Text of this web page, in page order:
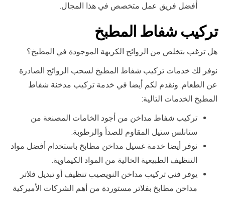
أفضل فريق عمل متخصص في هذا المجال.
تركيب شفاط المطبخ
هل ترغب بتخلص من الروائح الكريهة الموجودة في المطبخ؟
نوفر لك خدمات تركيب شفاط المطبخ لسحب الروائح الصادرة
عن الطعام. ونقدم لكم أيضا في خدمة تركيب مدخنة شفاط
المطبخ الخدمات التالية:
تركيب شفاط مداخن من أجود الخامات المصنعة من
ستانلس ستيل المقاوم للصدأ والرطوبة.
نوفر أيضا خدمة غسيل مداخن مطابخ باستخدام أفضل مواد
التنظيف الطبيعية الخالية من المواد الكيماوية.
يوفر فني تركيب مداخن النويصيب تنظيف أو تبديل فلاتر
مداخن مطابخ بفلاتر مستوردة من أهم الشركات الأميركية